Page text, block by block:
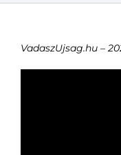
VadaszUjsag.hu –